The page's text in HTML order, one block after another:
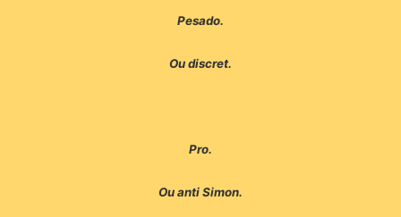
Pesado.
Ou discret.
Pro.
Ou anti Simon.